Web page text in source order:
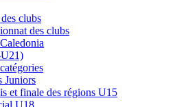
clubs
des clubs
Juniors
et finale des régions U15
U18